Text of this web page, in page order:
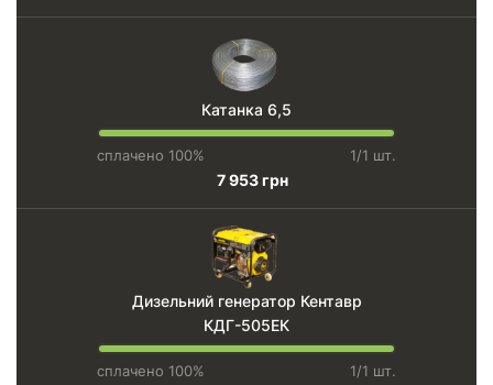
Катанка 6,5
сплачено 100% 1/1 шт.
7 953 грн
Дизельний генератор Кентавр
КДГ-505ЕК
сплачено 100% 1/1 шт.